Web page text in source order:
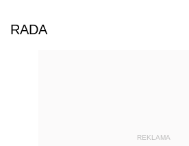
RADA
REKLAMA